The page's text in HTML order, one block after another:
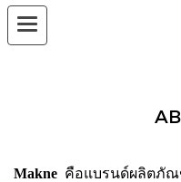
Makne คือแบรนด์ผลิตภัณ